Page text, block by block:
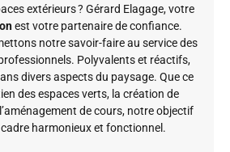
extérieurs ? Gérard Elagage, votre
est votre partenaire de confiance.
notre savoir-faire au service des
Polyvalents et réactifs,
divers aspects du paysage. Que ce
des espaces verts, la création de
de cours, notre objectif
harmonieux et fonctionnel.